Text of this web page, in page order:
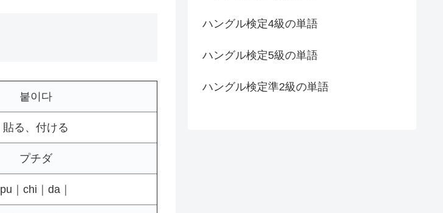
붙이다
貼る、付ける
プチダ
pu｜chi｜da｜
ハングル検定4級の単語
ハングル検定5級の単語
ハングル検定準2級の単語